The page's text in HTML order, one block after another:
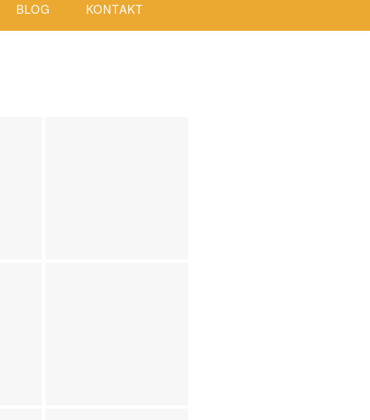
BLOG KONTAKT